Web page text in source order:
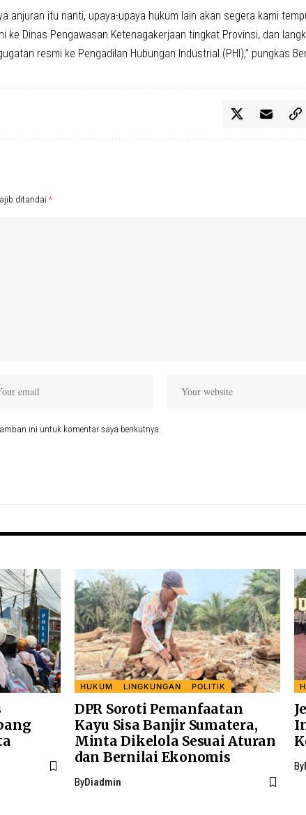
anjuran itu nanti, upaya-upaya hukum lain akan segera kami
ke Dinas Pengawasan Ketenagakerjaan tingkat Provinsi, dan
resmi ke Pengadilan Hubungan Industrial (PHI),” pungkas
ditandai *
ini untuk komentar saya berikutnya.
HUKUM LINGKUNGAN POLITIK
DPR Soroti Pemanfaatan
Kayu Sisa Banjir Sumatera,
Minta Dikelola Sesuai Aturan
dan Bernilai Ekonomis
ByDiadmin
By